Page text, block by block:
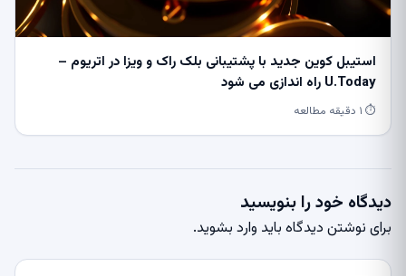
استیبل کوین جدید با پشتیبانی بلک راک و ویزا در اتریوم –
U.Today راه اندازی می شود
⏱ ۱ دقیقه مطالعه
دیدگاه خود را بنویسید
برای نوشتن دیدگاه باید وارد بشوید.